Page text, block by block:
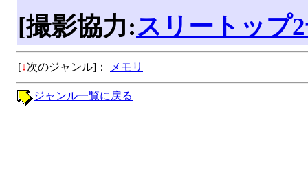
[撮影協力:スリートップ
[↓次のジャンル]： メモリ
ジャンル一覧に戻る